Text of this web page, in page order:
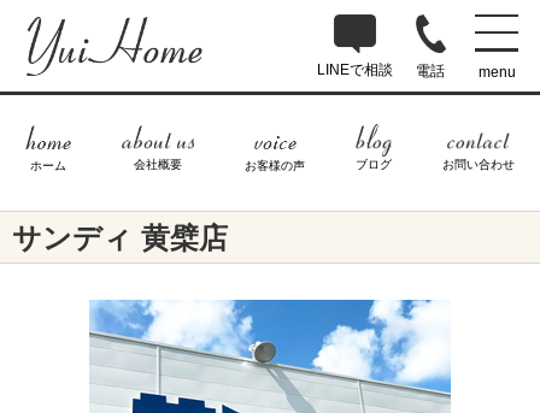
LINEで相談 電話 menu
ホーム 会社概要 お客様の声 ブログ お問い合わせ
サンディ 黄檗店